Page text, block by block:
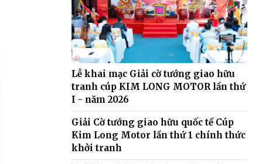
Lễ khai mạc Giải cờ tướng giao hữu
tranh cúp KIM LONG MOTOR lần thứ
I - năm 2026
Giải Cờ tướng giao hữu quốc tế Cúp
Kim Long Motor lần thứ 1 chính thức
khởi tranh